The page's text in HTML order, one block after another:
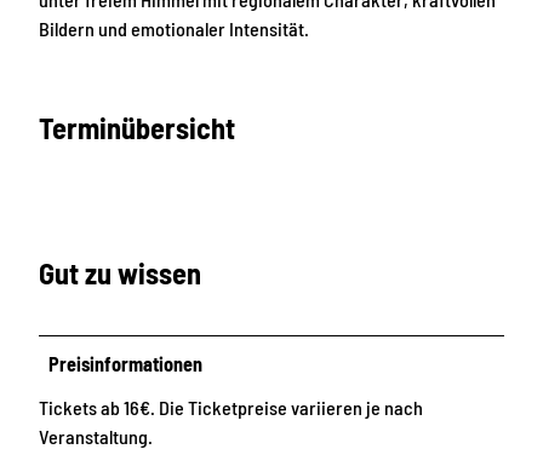
Bildern und emotionaler Intensität.
Terminübersicht
Gut zu wissen
Preisinformationen
Tickets ab 16€. Die Ticketpreise variieren je nach
Veranstaltung.